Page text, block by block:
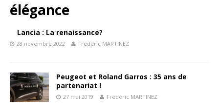
élégance
Lancia : La renaissance?
28 novembre 2022 Frédéric MARTINEZ
Peugeot et Roland Garros : 35 ans de
partenariat !
27 mai 2019 Frédéric MARTINEZ